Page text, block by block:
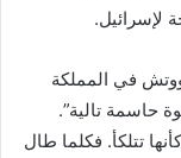
لإسرائيل.
في المملكة
حاسمة تالية”.
تتلكأ. فكلما طال